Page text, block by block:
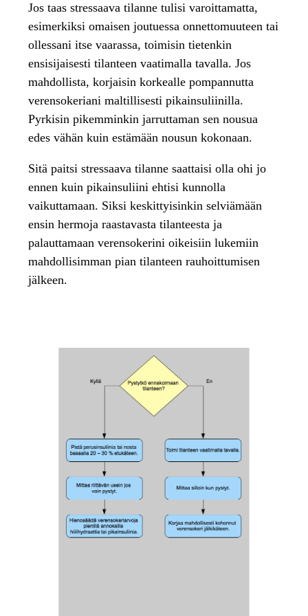
Jos taas stressaava tilanne tulisi varoittamatta,
esimerkiksi omaisen joutuessa onnettomuuteen tai
ollessani itse vaarassa, toimisin tietenkin
ensisijaisesti tilanteen vaatimalla tavalla. Jos
mahdollista, korjaisin korkealle pompannutta
verensokeriani maltillisesti pikainsuliinilla.
Pyrkisin pikemminkin jarruttaman sen nousua
edes vähän kuin estämään nousun kokonaan.
Sitä paitsi stressaava tilanne saattaisi olla ohi jo
ennen kuin pikainsuliini ehtisi kunnolla
vaikuttamaan. Siksi keskittyisinkin selviämään
ensin hermoja raastavasta tilanteesta ja
palauttamaan verensokerini oikeisiin lukemiin
mahdollisimman pian tilanteen rauhoittumisen
jälkeen.